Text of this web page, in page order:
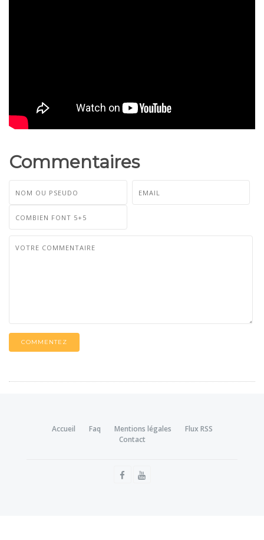
Commentaires
COMMENTEZ
Accueil Faq Mentions légales
Flux RSS
Contact